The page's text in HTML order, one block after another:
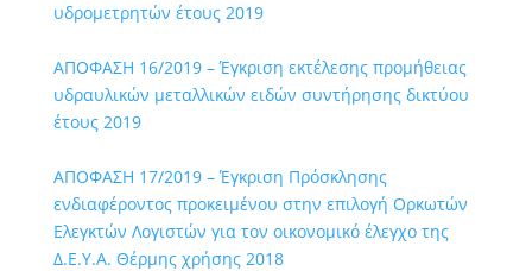
υδρομετρητών έτους 2019
ΑΠΟΦΑΣΗ 16/2019 – Έγκριση εκτέλεσης προμήθειας
υδραυλικών μεταλλικών ειδών συντήρησης δικτύου
έτους 2019
ΑΠΟΦΑΣΗ 17/2019 – Έγκριση Πρόσκλησης
ενδιαφέροντος προκειμένου στην επιλογή Ορκωτών
Ελεγκτών Λογιστών για τον οικονομικό έλεγχο της
Δ.Ε.Υ.Α. Θέρμης χρήσης 2018